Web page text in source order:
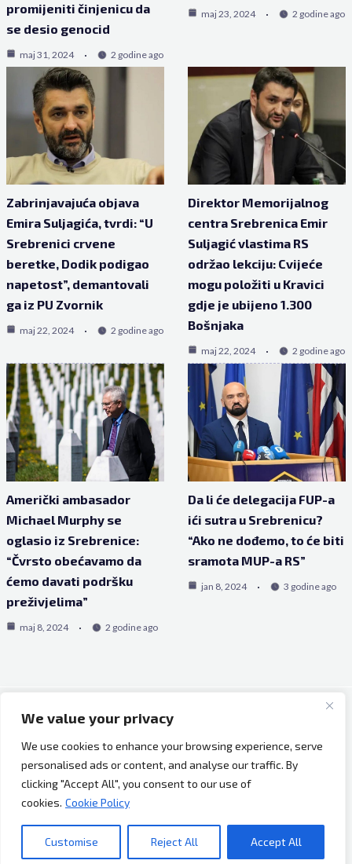
We value your privacy
We use cookies to enhance your browsing experience, serve
personalised ads or content, and analyse our traffic. By
clicking "Accept All", you consent to our use of
cookies. Cookie Policy
Customise Reject All Accept All
promijeniti činjenicu da
se desio genocid
maj 31, 2024 2 godine ago
maj 23, 2024 2 godine ago
Zabrinjavajuća objava
Emira Suljagića, tvrdi: “U
Srebrenici crvene
beretke, Dodik podigao
napetost”, demantovali
ga iz PU Zvornik
maj 22, 2024 2 godine ago
Direktor Memorijalnog
centra Srebrenica Emir
Suljagić vlastima RS
održao lekciju: Cvijeće
mogu položiti u Kravici
gdje je ubijeno 1.300
Bošnjaka
maj 22, 2024 2 godine ago
Američki ambasador
Michael Murphy se
oglasio iz Srebrenice:
“Čvrsto obećavamo da
ćemo davati podršku
preživjelima”
maj 8, 2024 2 godine ago
Da li će delegacija FUP-a
ići sutra u Srebrenicu?
“Ako ne dođemo, to će biti
sramota MUP-a RS”
jan 8, 2024 3 godine ago
Copyright © 2026 Bh Dijaspora.
O nama
Marketing
Uslovi korištenja